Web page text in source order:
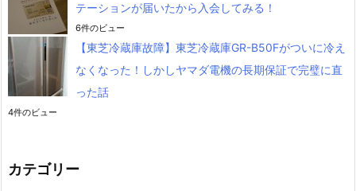
テーションが届いたから入会してみる！
6件のビュー
【東芝冷蔵庫故障】東芝冷蔵庫GR-B50Fがついに冷え
なくなった！しかしヤマダ電機の長期保証で完璧に直
った話
4件のビュー
カテゴリー